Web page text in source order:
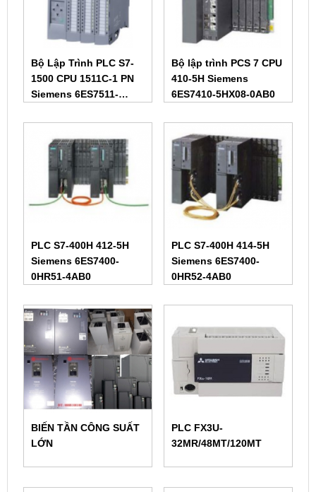
Bộ Lập Trình PLC S7-
1500 CPU 1511C-1 PN
Siemens 6ES7511-
Bộ lập trình PCS 7 CPU
410-5H Siemens
6ES7410-5HX08-0AB0
PLC S7-400H 412-5H
Siemens 6ES7400-
0HR51-4AB0
PLC S7-400H 414-5H
Siemens 6ES7400-
0HR52-4AB0
BIẾN TẦN CÔNG SUẤT
LỚN
PLC FX3U-
32MR/48MT/120MT